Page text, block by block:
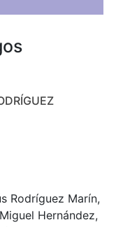
Rodríguez Marín,
Hernández,